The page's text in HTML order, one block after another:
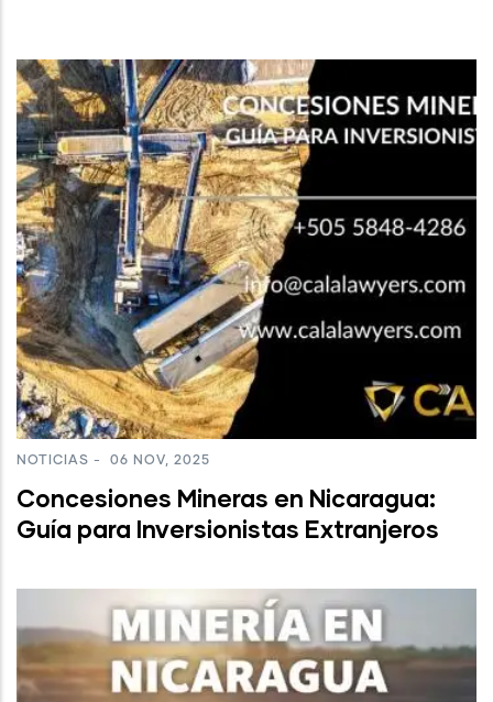
NOTICIAS - 06 NOV, 2025
Concesiones Mineras en Nicaragua:
Guía para Inversionistas Extranjeros